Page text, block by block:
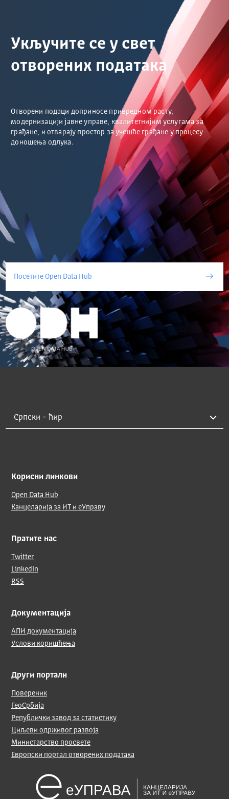
Укључите се у свет
отворених података
Отворени подаци доприносе привредном расту,
модернизацији јавне управе, квалитетнијим услугама за
грађане, и отварају простор за учешће грађане у процесу
доношења одлука.
Посетите Open Data Hub
Корисни линкови
Open Data Hub
Канцеларија за ИТ и еУправу
Пратите нас
Twitter
LinkedIn
RSS
Документација
АПИ документација
Услови коришћења
Други портали
Повереник
ГеоСрбија
Републички завод за статистику
Циљеви одрживог развоја
Министарство просвете
Европски портал отворених података